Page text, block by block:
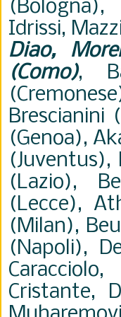
Idrissi,
Diao,
(Como),
Brescianini
(Genoa),
(Juventus),
(Lazio),
(Lecce),
(Milan),
(Napoli),
Cristante,